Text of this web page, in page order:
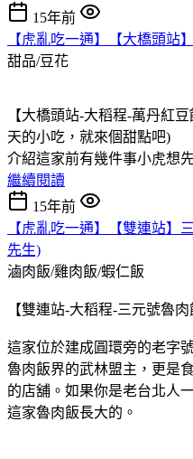
15年前
【虎亂吃一通】【大橋頭站
甜品/豆花
【大橋頭站-大稻程-萬丹
天的小吃，就來個甜點吧)
介紹這家前有幾件事小虎想
繼續閱讀
15年前
【虎亂吃一通】【雙連站】
先生)
滷肉飯/雞肉飯/蝦仁飯
【雙連站-大稻程-三元號
這家位於建成圓環旁的老字
魯肉飯界的武林盟主，更是
的店舖。如果你是老台北人
這家魯肉飯長大的。